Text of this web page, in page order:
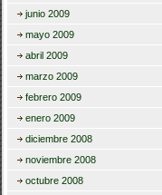
junio 2009
mayo 2009
abril 2009
marzo 2009
febrero 2009
enero 2009
diciembre 2008
noviembre 2008
octubre 2008